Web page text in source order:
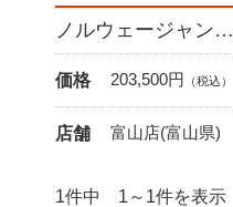
ノルウェージャンフォレストキャット
価格 203,500円 （税込）
店舗 富山店(富山県)
1件中 1～1件を表示